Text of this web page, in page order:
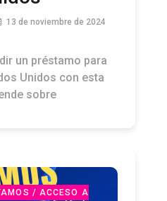
13 de noviembre de 2024
un préstamo para
Unidos con esta
sobre
/ ACCESO A